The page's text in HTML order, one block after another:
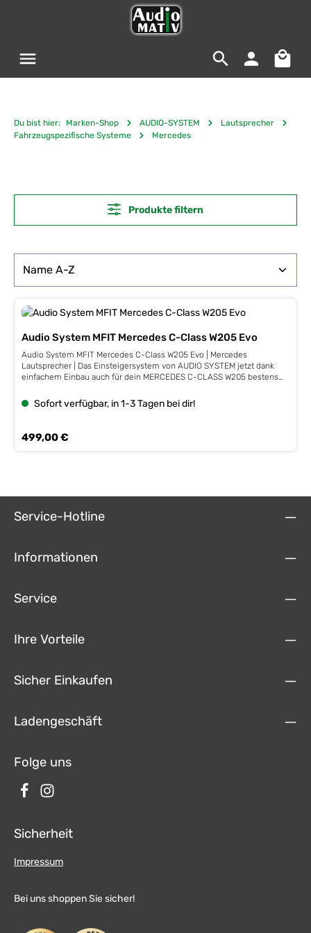
Du bist hier: Marken-Shop AUDIO-SYSTEM
Lautsprecher
Fahrzeugspezifische Systeme
Mercedes
Produkte filtern
Audio System MFIT Mercedes C-Class W205 Evo
Audio System MFIT Mercedes C-Class W205 Evo | Mercedes
Lautsprecher | Das Einsteigersystem von AUDIO SYSTEM jetzt dank
einfachem Einbau auch für dein MERCEDES C-CLASS W205 bestens
entwickelte Technologie und ausgereifte Antriebskonstruktion
steigern Wirkungsgrad sowie die Klangqualität. In dieser Preisklasse
von den Profis vergeben. Audio System MFIT Mercedes c-Class W205
Evo Technische Details Plug n`Play Frontsystem für Mercedes C-
Klasse W205/S205 > 2014 > 2x HS 24 MB1 EVO2 Hochtöner FWK TW
Sofort verfügbar, in 1-3 Tagen bei dir!
Regulärer Preis:
499,00 €
Service-Hotline
Informationen
Service
Ihre Vorteile
Sicher Einkaufen
Ladengeschäft
Folge uns
Sicherheit
Impressum
Bei uns shoppen Sie sicher!